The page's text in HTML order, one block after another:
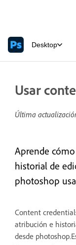
Desktop
Usar
Última
Aprende
historial de
photoshop
Content
atribución e
desde